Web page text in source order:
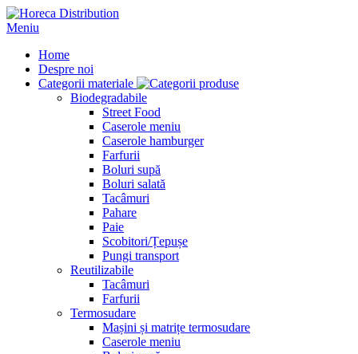
Meniu
Home
Despre noi
Categorii materiale
Biodegradabile
Street Food
Caserole meniu
Caserole hamburger
Farfurii
Boluri supă
Boluri salată
Tacâmuri
Pahare
Paie
Scobitori/Țepușe
Pungi transport
Reutilizabile
Tacâmuri
Farfurii
Termosudare
Mașini și matrițe termosudare
Caserole meniu